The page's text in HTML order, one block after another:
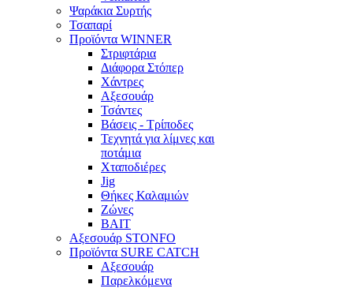
Ψαράκια Συρτής
Τσαπαρί
Προϊόντα WINNER
Στριφτάρια
Διάφορα Στόπερ
Χάντρες
Αξεσουάρ
Τσάντες
Βάσεις - Τρίποδες
Τεχνητά για λίμνες και
ποτάμια
Χταποδιέρες
Jig
Θήκες Καλαμιών
Ζώνες
BAIT
Αξεσουάρ STONFO
Προϊόντα SURE CATCH
Αξεσουάρ
Παρελκόμενα